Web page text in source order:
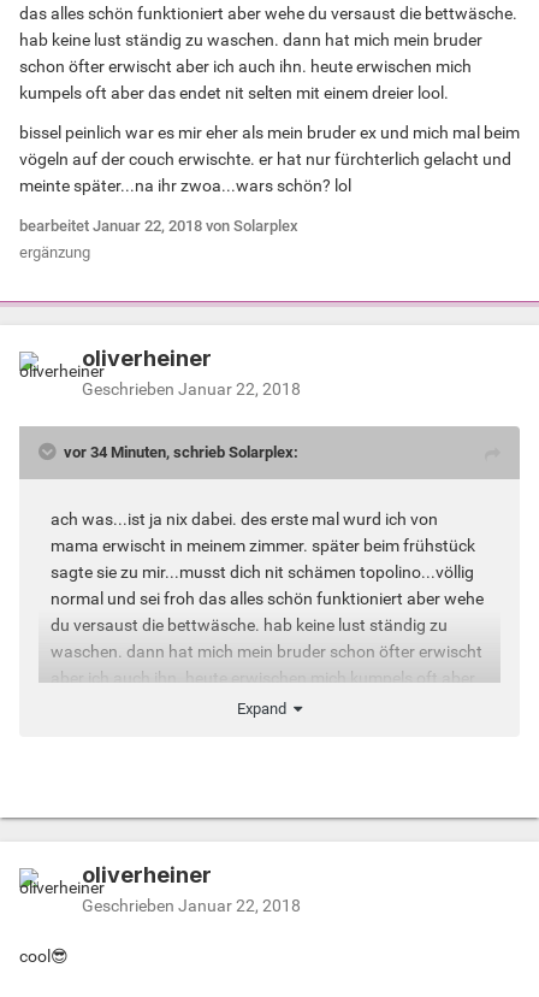
das alles schön funktioniert aber wehe du versaust die bettwäsche.
hab keine lust ständig zu waschen. dann hat mich mein bruder
schon öfter erwischt aber ich auch ihn. heute erwischen mich
kumpels oft aber das endet nit selten mit einem dreier lool.
bissel peinlich war es mir eher als mein bruder ex und mich mal beim
vögeln auf der couch erwischte. er hat nur fürchterlich gelacht und
meinte später...na ihr zwoa...wars schön? lol
bearbeitet Januar 22, 2018 von Solarplex
ergänzung
oliverheiner
Geschrieben Januar 22, 2018
vor 34 Minuten, schrieb Solarplex:
ach was...ist ja nix dabei. des erste mal wurd ich von
mama erwischt in meinem zimmer. später beim frühstück
sagte sie zu mir...musst dich nit schämen topolino...völlig
normal und sei froh das alles schön funktioniert aber wehe
du versaust die bettwäsche. hab keine lust ständig zu
waschen. dann hat mich mein bruder schon öfter erwischt
aber ich auch ihn. heute erwischen mich kumpels oft aber
das endet nit selten mit einem dreier lool.
fürchterlich gelacht und meinte später...na ihr zwoa...wars
schön? lol
Expand
oliverheiner
Geschrieben Januar 22, 2018
cool😎